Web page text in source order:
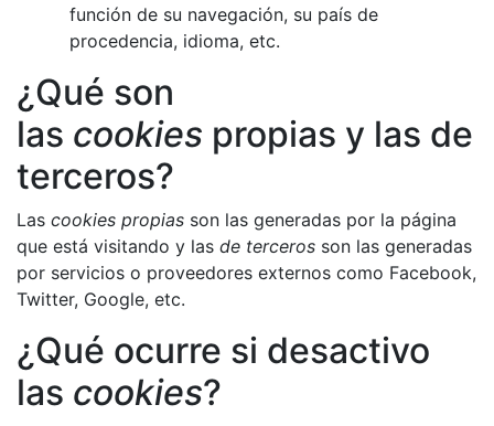
función de su navegación, su país de
procedencia, idioma, etc.
¿Qué son
las cookies propias y las de
terceros?
Las cookies propias son las generadas por la página
que está visitando y las de terceros son las generadas
por servicios o proveedores externos como Facebook,
Twitter, Google, etc.
¿Qué ocurre si desactivo
las cookies?